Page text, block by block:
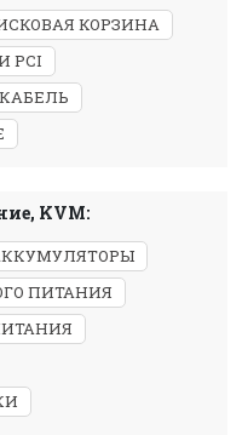
КОРЗИНА
PCI
КАБЕЛЬ
KVM:
ПИТАНИЯ